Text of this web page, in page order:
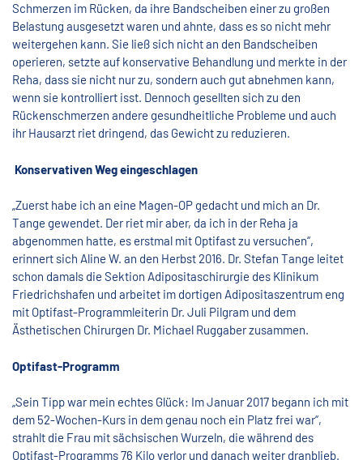
Schmerzen im Rücken, da ihre Bandscheiben einer zu großen
Belastung ausgesetzt waren und ahnte, dass es so nicht mehr
weitergehen kann. Sie ließ sich nicht an den Bandscheiben
operieren, setzte auf konservative Behandlung und merkte in der
Reha, dass sie nicht nur zu, sondern auch gut abnehmen kann,
wenn sie kontrolliert isst. Dennoch gesellten sich zu den
Rückenschmerzen andere gesundheitliche Probleme und auch
ihr Hausarzt riet dringend, das Gewicht zu reduzieren.
Konservativen Weg eingeschlagen
„Zuerst habe ich an eine Magen-OP gedacht und mich an Dr.
Tange gewendet. Der riet mir aber, da ich in der Reha ja
abgenommen hatte, es erstmal mit Optifast zu versuchen“,
erinnert sich Aline W. an den Herbst 2016. Dr. Stefan Tange leitet
schon damals die Sektion Adipositaschirurgie des Klinikum
Friedrichshafen und arbeitet im dortigen Adipositaszentrum eng
mit Optifast-Programmleiterin Dr. Juli Pilgram und dem
Ästhetischen Chirurgen Dr. Michael Ruggaber zusammen.
Optifast-Programm
„Sein Tipp war mein echtes Glück: Im Januar 2017 begann ich mit
dem 52-Wochen-Kurs in dem genau noch ein Platz frei war“,
strahlt die Frau mit sächsischen Wurzeln, die während des
Optifast-Programms 76 Kilo verlor und danach weiter dranblieb.